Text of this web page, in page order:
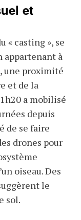
et
« casting », se
appartenant à
une proximité
et de la
a mobilisé
depuis
de se faire
drones pour
oiseau. Des
le
sol.